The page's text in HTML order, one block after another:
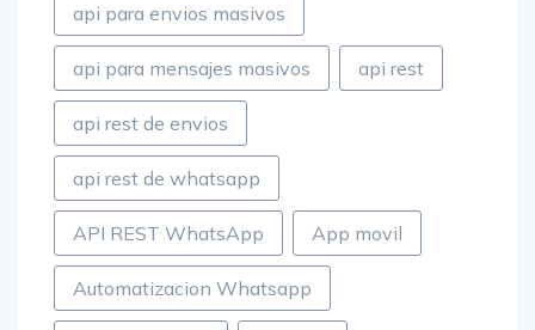
api para envios masivos
api para mensajes masivos api rest
api rest de envios
api rest de whatsapp
API REST WhatsApp App movil
Automatizacion Whatsapp